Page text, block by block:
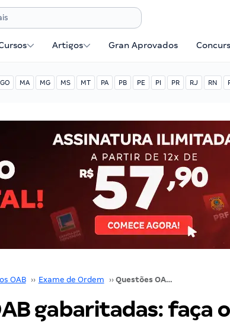
Artigos Gran Aprovados
GO MA MG MS MT PA PB PE PI PR RJ RN
OAB ›› Exame de Ordem ›› Questões OAB gabaritadas: faça o download gratuito do material!
gabaritadas: faça o